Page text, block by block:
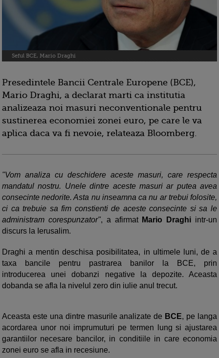
Seful BCE, Mario Draghi
Presedintele Bancii Centrale Europene (BCE),
Mario Draghi, a declarat marti ca institutia
analizeaza noi masuri neconventionale pentru
sustinerea economiei zonei euro, pe care le va
aplica daca va fi nevoie, relateaza Bloomberg.
"Vom analiza cu deschidere aceste masuri, care respecta
mandatul nostru. Unele dintre aceste masuri ar putea avea
consecinte nedorite. Asta nu inseamna ca nu ar trebui folosite,
ci ca trebuie sa fim constienti de aceste consecinte si sa le
administram corespunzator", a afirmatMario Draghi intr-un
discurs la Ierusalim.
Draghi a mentin deschisa posibilitatea, in ultimele luni, de a
taxa bancile pentru pastrarea banilor la BCE, prin
introducerea unei dobanzi negative la depozite. Aceasta
dobanda se afla la nivelul zero din iulie anul trecut.
Aceasta este una dintre masurile analizate de BCE, pe langa
acordarea unor noi imprumuturi pe termen lung si ajustarea
garantiilor necesare bancilor, in conditiile in care economia
zonei euro se afla in recesiune.